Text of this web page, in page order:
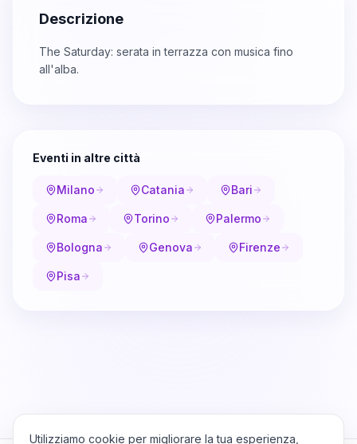
Descrizione
The Saturday: serata in terrazza con musica fino
all'alba.
Eventi in altre città
Milano Catania Bari
Roma Torino Palermo
Bologna Genova Firenze
Pisa
Utilizziamo cookie per migliorare la tua esperienza,